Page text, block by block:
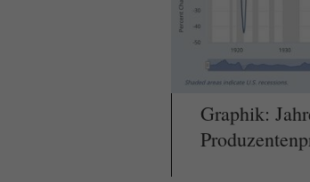
Graphik: